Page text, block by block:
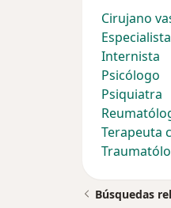
Cirujano
Internista
Psicólogo
Psiquiatra
Terapeuta
Búsquedas